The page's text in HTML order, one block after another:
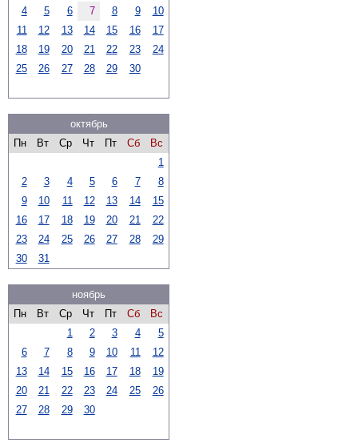
4
5 6 7 8 9
10
11
12 13 14 15 16
17
18
19 20 21 22 23
24
25
26 27 28 29 30
октябрь
Пн
Вт Ср Чт Пт Сб
Вс
1
2
3 4 5 6 7
8
9
10 11 12 13 14
15
16
17 18 19 20 21
22
23
24 25 26 27 28
29
30
31
ноябрь
Пн
Вт Ср Чт Пт Сб
Вс
1
2 3 4
5
6
7 8 9 10 11
12
13
14 15 16 17 18
19
20
21 22 23 24 25
26
27
28 29 30